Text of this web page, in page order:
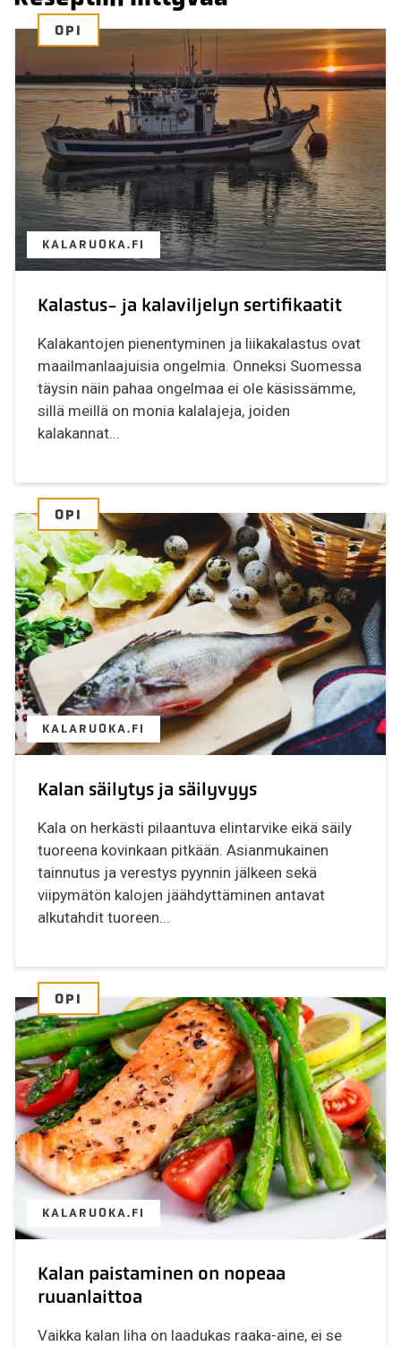
OPI
KALARUOKA.FI
Kalastus- ja kalaviljelyn sertifikaatit
Kalakantojen pienentyminen ja liikakalastus ovat
maailmanlaajuisia ongelmia. Onneksi Suomessa
täysin näin pahaa ongelmaa ei ole käsissämme,
sillä meillä on monia kalalajeja, joiden
kalakannat...
OPI
KALARUOKA.FI
Kalan säilytys ja säilyvyys
Kala on herkästi pilaantuva elintarvike eikä säily
tuoreena kovinkaan pitkään. Asianmukainen
tainnutus ja verestys pyynnin jälkeen sekä
viipymätön kalojen jäähdyttäminen antavat
alkutahdit tuoreen...
OPI
KALARUOKA.FI
Kalan paistaminen on nopeaa
ruuanlaittoa
Vaikka kalan liha on laadukas raaka-aine, ei se